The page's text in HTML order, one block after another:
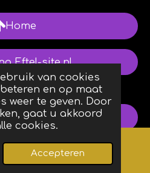
van cookies
en op maat
weer te geven. Door
gaat u akkoord
cookies.
Accepteren
Home
Eftel-site.nl
Review
via WhatsApp
Facebook